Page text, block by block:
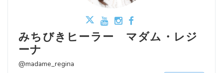
みちびきヒーラー マダム・レジ
ーナ
@madame_regina